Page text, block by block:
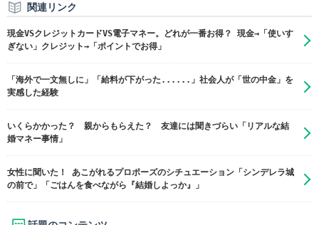
関連リンク
現金VSクレジットカードVS電子マネー。どれが一番お得？ 現金→「使いす
ぎない」クレジット→「ポイントでお得」
「海外で一文無しに」「給料が下がった......」社会人が「世の中金」を
実感した経験
いくらかかった？ 親からもらえた？ 友達には聞きづらい「リアルな結
婚マネー事情」
女性に聞いた！ あこがれるプロポーズのシチュエーション「シンデレラ城
の前で」「ごはんを食べながら『結婚しよっか』」